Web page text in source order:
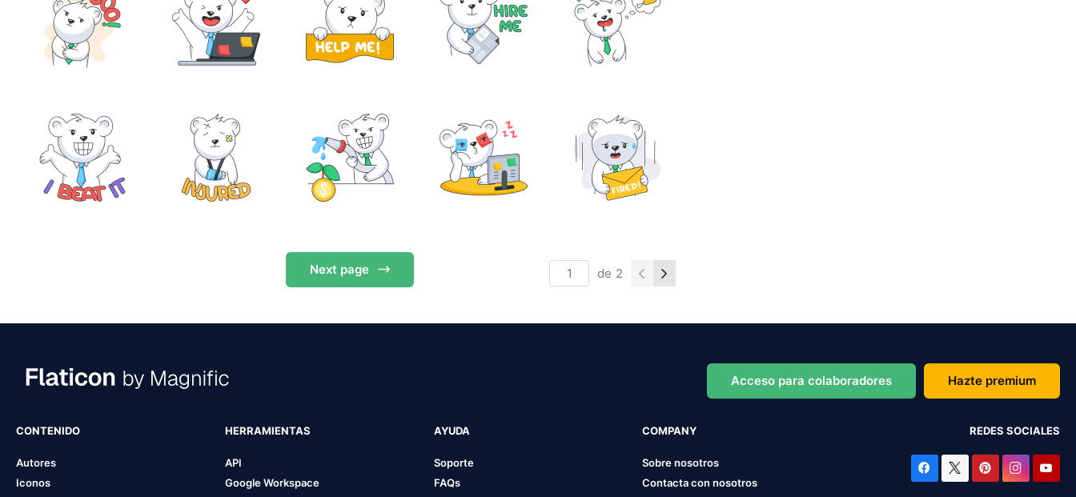
Next page de 2
Acceso para colaboradores Hazte premium
CONTENIDO
Autores
Iconos
HERRAMIENTAS
API
Google Workspace
AYUDA
Soporte
FAQs
COMPANY
Sobre nosotros
Contacta con nosotros
REDES SOCIALES